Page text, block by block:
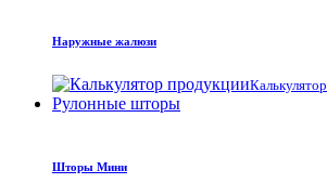
Наружные жалюзи
Калькулятор
Рулонные шторы
Шторы Мини